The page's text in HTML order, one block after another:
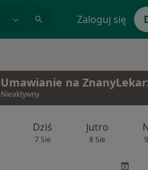
Zaloguj się
Umawianie na
Nieaktywny
Dziś
7 Sie
Jutro
8 Sie